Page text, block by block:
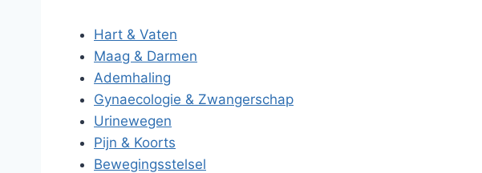
Hart & Vaten
Maag & Darmen
Ademhaling
Gynaecologie & Zwangerschap
Urinewegen
Pijn & Koorts
Bewegingsstelsel